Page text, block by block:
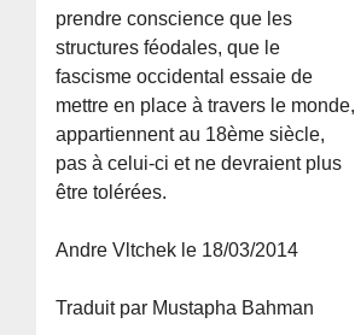
prendre conscience que les
structures féodales, que le
fascisme occidental essaie de
mettre en place à travers le monde,
appartiennent au 18ème siècle,
pas à celui-ci et ne devraient plus
être tolérées.
Andre Vltchek le 18/03/2014
Traduit par Mustapha Bahman